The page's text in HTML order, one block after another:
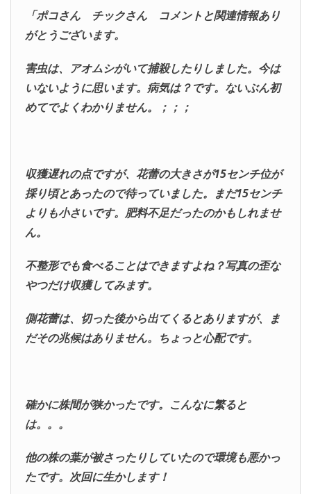
「ポコさん チックさん コメントと関連情報あり
がとうございます。
害虫は、アオムシがいて捕殺したりしました。今は
いないように思います。病気は？です。ないぶん初
めてでよくわかりません。；；；
収獲遅れの点ですが、花蕾の大きさが15センチ位が
採り頃とあったので待っていました。まだ15センチ
よりも小さいです。肥料不足だったのかもしれませ
ん。
不整形でも食べることはできますよね？写真の歪な
やつだけ収獲してみます。
側花蕾は、切った後から出てくるとありますが、ま
だその兆候はありません。ちょっと心配です。
確かに株間が狭かったです。こんなに繁ると
は。。。
他の株の葉が被さったりしていたので環境も悪かっ
たです。次回に生かします！